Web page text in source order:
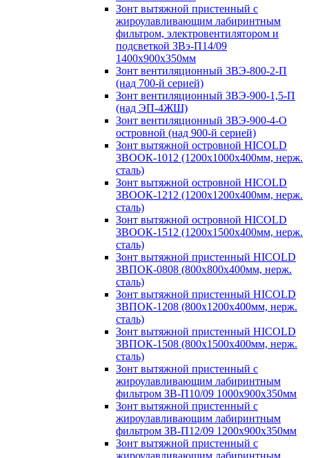
Зонт вытяжной пристенный с
жироулавливающим лабиринтным
фильтром, электровентилятором и
подсветкой ЗВэ-П14/09
1400х900х350мм
Зонт вентиляционный ЗВЭ-800-2-П
(над 700-й серией)
Зонт вентиляционный ЗВЭ-900-1,5-П
(над ЭП-4ЖШ)
Зонт вентиляционный ЗВЭ-900-4-О
островной (над 900-й серией)
Зонт вытяжной островной HICOLD
ЗВООК-1012 (1200х1000х400мм, нерж.
сталь)
Зонт вытяжной островной HICOLD
ЗВООК-1212 (1200x1200x400мм, нерж.
сталь)
Зонт вытяжной островной HICOLD
ЗВООК-1512 (1200х1500х400мм, нерж.
сталь)
Зонт вытяжной пристенный HICOLD
ЗВПОК-0808 (800х800х400мм, нерж.
сталь)
Зонт вытяжной пристенный HICOLD
ЗВПОК-1208 (800х1200х400мм, нерж.
сталь)
Зонт вытяжной пристенный HICOLD
ЗВПОК-1508 (800х1500х400мм, нерж.
сталь)
Зонт вытяжной пристенный с
жироулавливающим лабиринтным
фильтром ЗВ-П10/09 1000х900х350мм
Зонт вытяжной пристенный с
жироулавливающим лабиринтным
фильтром ЗВ-П12/09 1200х900х350мм
Зонт вытяжной пристенный с
жироулавливающим лабиринтным